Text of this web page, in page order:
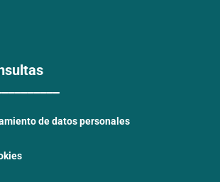
de datos personales